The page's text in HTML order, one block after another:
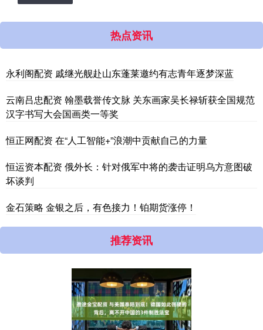
热点资讯
永利阁配资 戚继光舰赴山东蓬莱邀约有志青年逐梦深蓝
云南吕忠配资 翰墨载誉传文脉 关东画家吴长禄斩获全国规范
汉字书写大会国画类一等奖
恒正网配资 在“人工智能+”浪潮中贡献自己的力量
恒运资本配资 俄外长：针对俄军中将的袭击证明乌方意图破
坏谈判
金石策略 金银之后，有色接力！铂期货涨停！
推荐资讯